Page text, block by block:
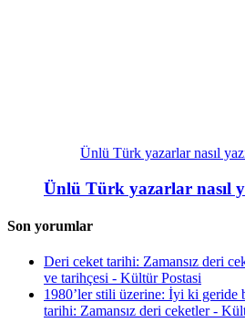
Ünlü Türk yazarlar nasıl
Ünlü Türk yazarlar nasıl
Son yorumlar
Deri ceket tarihi: Zamansız deri
ve tarihçesi - Kültür Postasi
1980’ler stili üzerine: İyi ki geride
tarihi: Zamansız deri ceketler -